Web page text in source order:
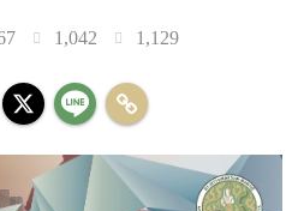
1,042 1,129